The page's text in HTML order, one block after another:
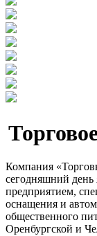
Компания
сегодняшний день
предприятием,
оснащения и
общественного
Оренбургской и